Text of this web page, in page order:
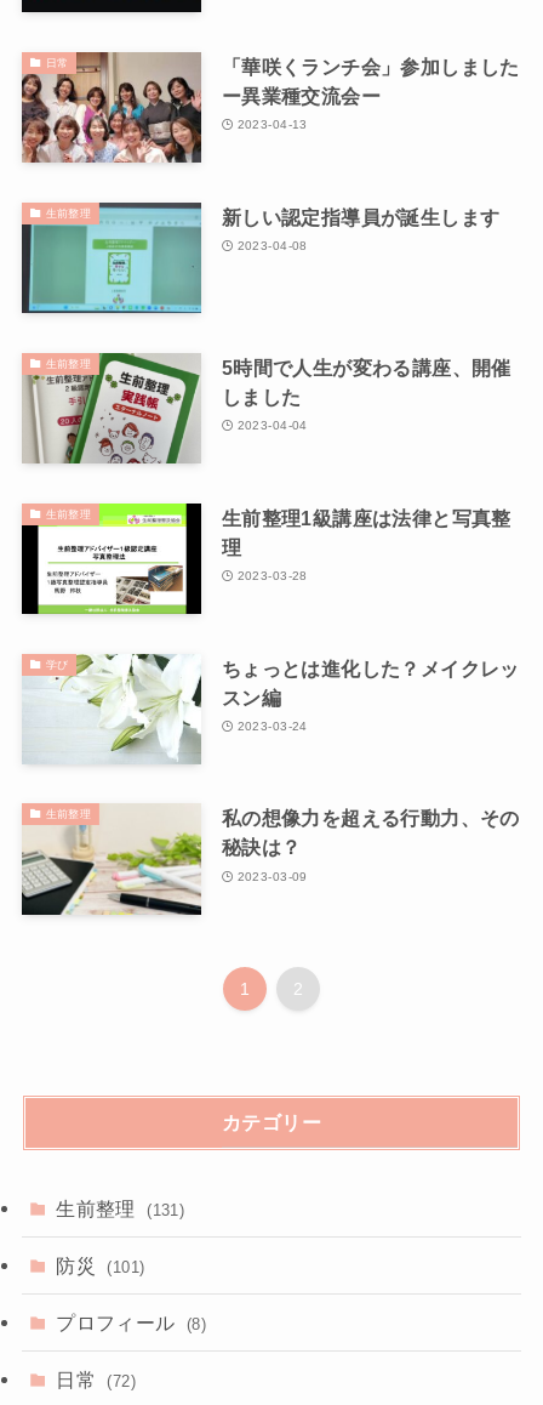
日常
「華咲くランチ会」参加しました
ー異業種交流会ー
2023-04-13
生前整理 新しい認定指導員が誕生します
2023-04-08
生前整理
5時間で人生が変わる講座、開催
しました
2023-04-04
生前整理
生前整理1級講座は法律と写真整
理
2023-03-28
学び
ちょっとは進化した？メイクレッ
スン編
2023-03-24
生前整理
私の想像力を超える行動力、その
秘訣は？
2023-03-09
1 2
カテゴリー
生前整理 (131)
防災 (101)
プロフィール (8)
日常 (72)